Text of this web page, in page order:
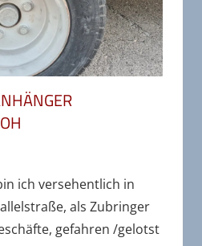
ich versehentlich in
als Zubringer
gefahren /gelotst